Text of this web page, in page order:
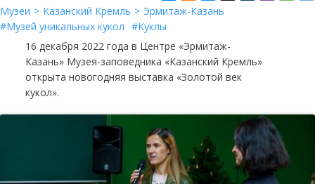
Музеи Казанский Кремль
Эрмитаж-Казань
Музей уникальных кукол
Куклы
16 декабря 2022 года в Центре «Эрмитаж-
Казань» Музея-заповедника «Казанский Кремль»
открыта новогодняя выставка «Золотой век
кукол».